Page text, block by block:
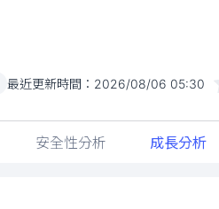
最近更新時間： 2026/08/06 05:30
安全性分析 成長分析